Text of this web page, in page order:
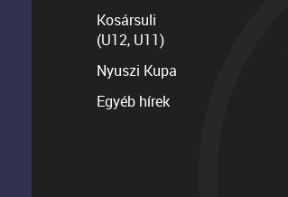
Kosársuli
(U12, U11)
Nyuszi Kupa
Egyéb hírek